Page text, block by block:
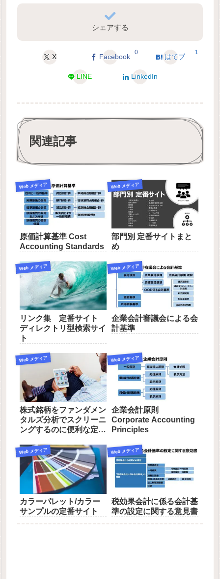
シェアする
X Facebook
0
はてブ
1
LINE LinkedIn
関連記事
Web メディア
原価計算基準 Cost
Accounting Standards
Web メディア
部門別 定番サイトまと
め
Web メディア
リンク集 定番サイト
ディレクトリ型検索サイ
ト
Web メディア
企業会計審議会による会
計基準
Web メディア
株式銘柄をファンダメン
タルズ分析でスクリーニ
ングするのに便利な定番
Web メディア
企業会計原則
Corporate Accounting
Principles
Web メディア
カラーパレット/カラー
サンプルの定番サイト
Web メディア
税効果会計に係る会計基
準の設定に関する意見書